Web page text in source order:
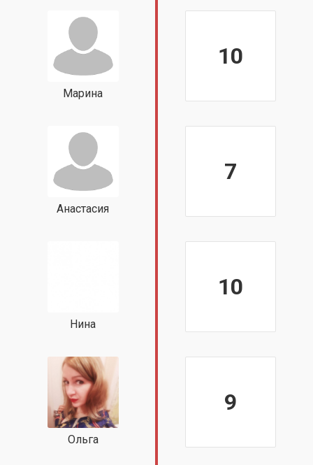
Марина
10
Анастасия
7
Нина
10
Ольга
9